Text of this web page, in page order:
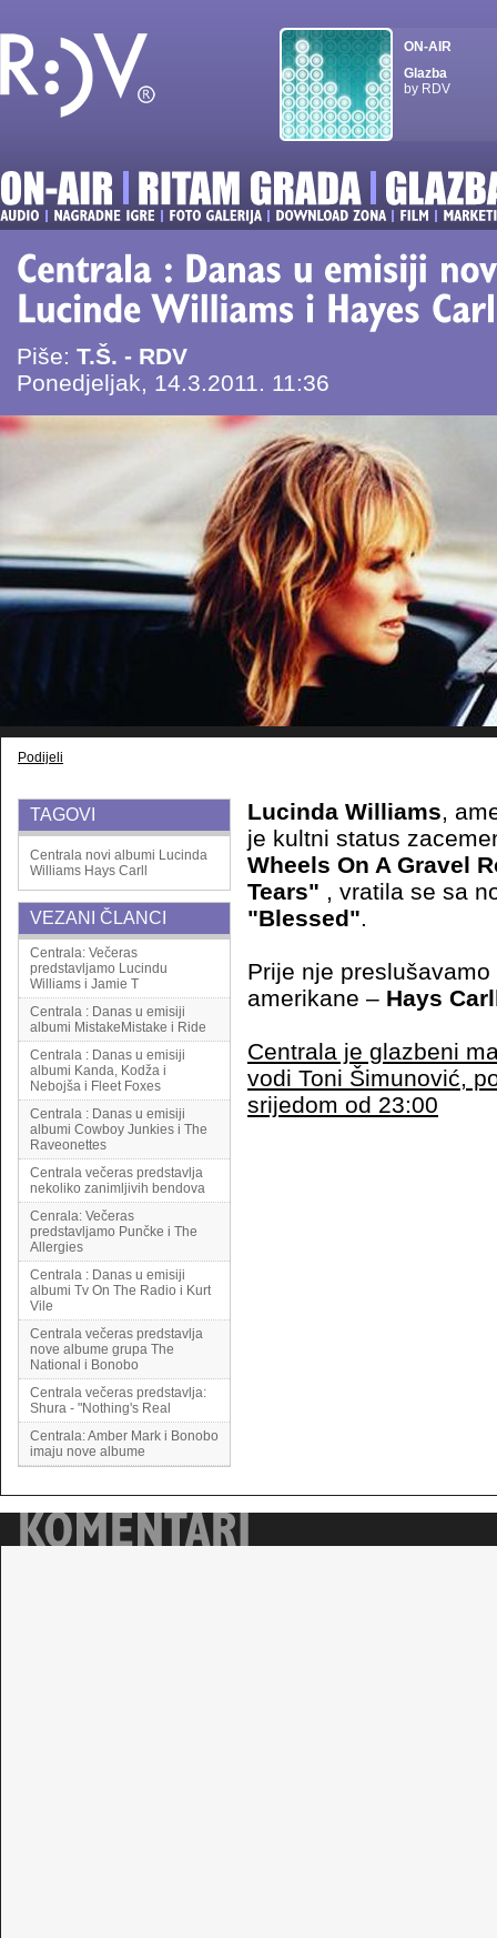
ON-AIR
Glazba
by RDV
Piše: T.Š. - RDV
Ponedjeljak, 14.3.2011. 11:36
Podijeli
TAGOVI
Centrala novi albumi Lucinda
Williams Hays Carll
VEZANI ČLANCI
Centrala: Večeras
predstavljamo Lucindu
Williams i Jamie T
Centrala : Danas u emisiji
albumi MistakeMistake i Ride
Centrala : Danas u emisiji
albumi Kanda, Kodža i
Nebojša i Fleet Foxes
Centrala : Danas u emisiji
albumi Cowboy Junkies i The
Raveonettes
Centrala večeras predstavlja
nekoliko zanimljivih bendova
Cenrala: Večeras
predstavljamo Punčke i The
Allergies
Centrala : Danas u emisiji
albumi Tv On The Radio i Kurt
Vile
Centrala večeras predstavlja
nove albume grupa The
National i Bonobo
Centrala večeras predstavlja:
Shura - "Nothing's Real
Centrala: Amber Mark i Bonobo
imaju nove albume
Lucinda Williams,
je kultni status
Wheels On A Gravel
Tears" , vratila se sa
"Blessed".
Prije nje
amerikane – Hays
Centrala je glazbeni
vodi Toni Šimunović,
srijedom od 23:00